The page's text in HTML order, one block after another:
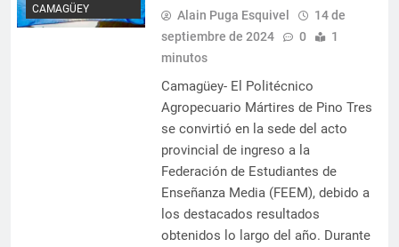
CAMAGÜEY
Alain Puga Esquivel
14 de
septiembre de 2024
0
1
minutos
Camagüey- El Politécnico
Agropecuario Mártires de Pino Tres
se convirtió en la sede del acto
provincial de ingreso a la
Federación de Estudiantes de
Enseñanza Media (FEEM), debido a
los destacados resultados
obtenidos lo largo del año. Durante